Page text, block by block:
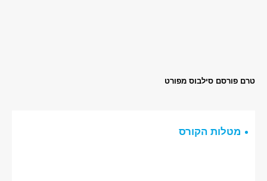
טרם פורסם סילבוס מפורט
מטלות הקורס